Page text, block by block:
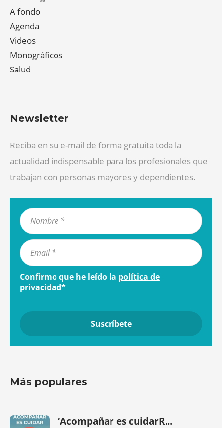
A fondo
Agenda
Videos
Monográficos
Salud
Newsletter
Reciba en su e-mail de forma gratuita toda la
actualidad indispensable para los profesionales que
trabajan con personas mayores y dependientes.
Confirmo que he leído la política de
privacidad*
Más populares
‘Acompañar es cuidarR...